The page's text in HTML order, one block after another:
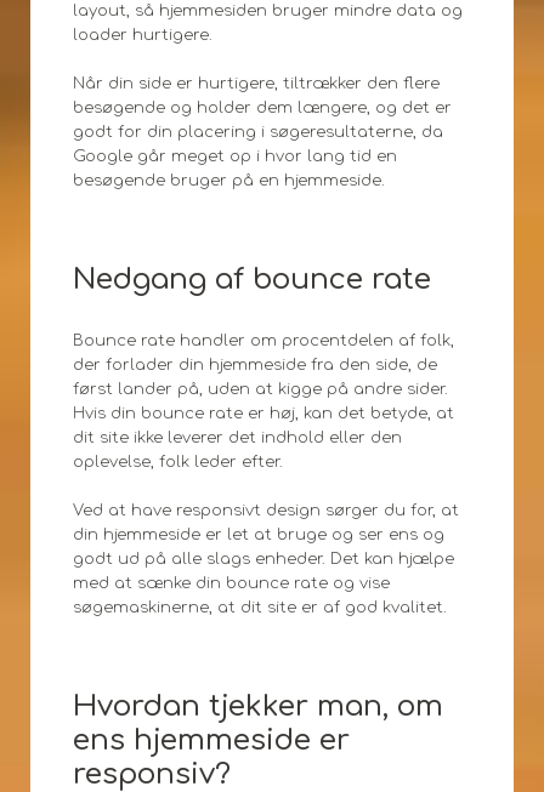
layout, så hjemmesiden bruger mindre data og
loader hurtigere.
Når din side er hurtigere, tiltrækker den flere
besøgende og holder dem længere, og det er
godt for din placering i søgeresultaterne, da
Google går meget op i hvor lang tid en
besøgende bruger på en hjemmeside.
Nedgang af bounce rate
Bounce rate handler om procentdelen af folk,
der forlader din hjemmeside fra den side, de
først lander på, uden at kigge på andre sider.
Hvis din bounce rate er høj, kan det betyde, at
dit site ikke leverer det indhold eller den
oplevelse, folk leder efter.
Ved at have responsivt design sørger du for, at
din hjemmeside er let at bruge og ser ens og
godt ud på alle slags enheder. Det kan hjælpe
med at sænke din bounce rate og vise
søgemaskinerne, at dit site er af god kvalitet.
Hvordan tjekker man, om
ens hjemmeside er
responsiv?